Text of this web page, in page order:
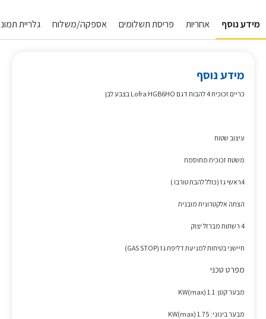
מידע נוסף אחריות פריסת תשלומים אספקה/משלוח גלריית
מידע נוסף
כריים זכוכית 4 להבות דגם Lofra HGB6HO בצבע לבן
עיצוב שטוח
משטח זכוכית מחוסמת
4ראשי גז (כולל להבת טורבו )
הצתה אלקטרונית מובנית
4 רשתות מברזל יצוק
חיישני בטיחות למניעת דליפת גז (GAS STOP)
מפרט טכני
מבער קטן: KW(max) 1.1
מבער בינוני: KW(max) 1.75